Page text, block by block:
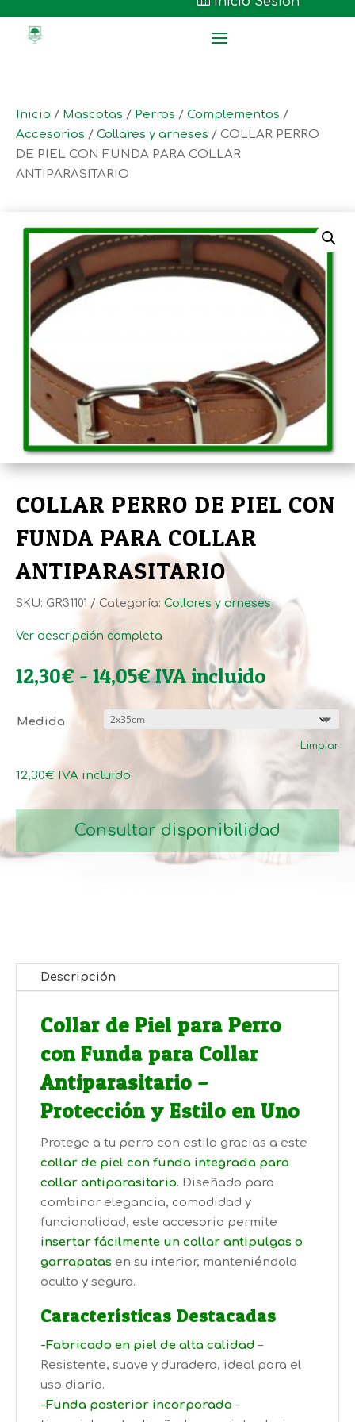
Inicio / Mascotas / Perros / Complementos /
Accesorios / Collares y arneses / COLLAR PERRO
DE PIEL CON FUNDA PARA COLLAR
ANTIPARASITARIO
COLLAR PERRO DE PIEL CON
FUNDA PARA COLLAR
ANTIPARASITARIO
SKU: GR31101 Categoría: Collares y arneses
Ver descripción completa
12,30€ - 14,05€Rango
de
precios:
desde
12,30€
hasta
IVA incluido
Medida
Limpiar
12,30€ IVA incluido
Consultar disponibilidad
Descripción
Collar de Piel para Perro
con Funda para Collar
Antiparasitario –
Protección y Estilo en Uno
Protege a tu perro con estilo gracias a este
collar de piel con funda integrada para
collar antiparasitario. Diseñado para
combinar elegancia, comodidad y
funcionalidad, este accesorio permite
insertar fácilmente un collar antipulgas o
garrapatas en su interior, manteniéndolo
oculto y seguro.
Características Destacadas
-Fabricado en piel de alta calidad –
Resistente, suave y duradera, ideal para el
uso diario.
-Funda posterior incorporada–